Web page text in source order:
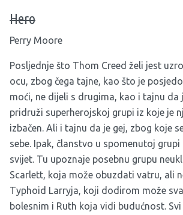
Hero
Perry Moore
Posljednje što Thom Creed želi jest
ocu, zbog čega tajne, kao što je
moći, ne dijeli s drugima, kao i tajnu da
pridruži superherojskoj grupi iz koje je
izbačen. Ali i tajnu da je gej, zbog koje
sebe. Ipak, članstvo u spomenutoj
svijet. Tu upoznaje posebnu grupu
Scarlett, koja može obuzdati vatru, ali
Typhoid Larryja, koji dodirom može
bolesnim i Ruth koja vidi budućnost.